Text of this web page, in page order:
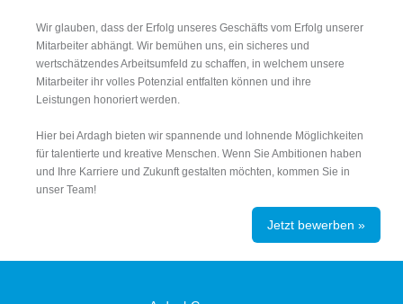
Wir glauben, dass der Erfolg unseres Geschäfts vom Erfolg unserer
Mitarbeiter abhängt. Wir bemühen uns, ein sicheres und
wertschätzendes Arbeitsumfeld zu schaffen, in welchem unsere
Mitarbeiter ihr volles Potenzial entfalten können und ihre
Leistungen honoriert werden.
Hier bei Ardagh bieten wir spannende und lohnende Möglichkeiten
für talentierte und kreative Menschen. Wenn Sie Ambitionen haben
und Ihre Karriere und Zukunft gestalten möchten, kommen Sie in
unser Team!
Jetzt bewerben »